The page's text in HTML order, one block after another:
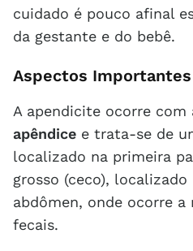
cuidado é pouco afinal
da gestante e do bebê.
Aspectos
A apendicite ocorre com
apêndice e trata-se de
localizado na primeira
grosso (ceco),
abdômen, onde ocorre
fecais.